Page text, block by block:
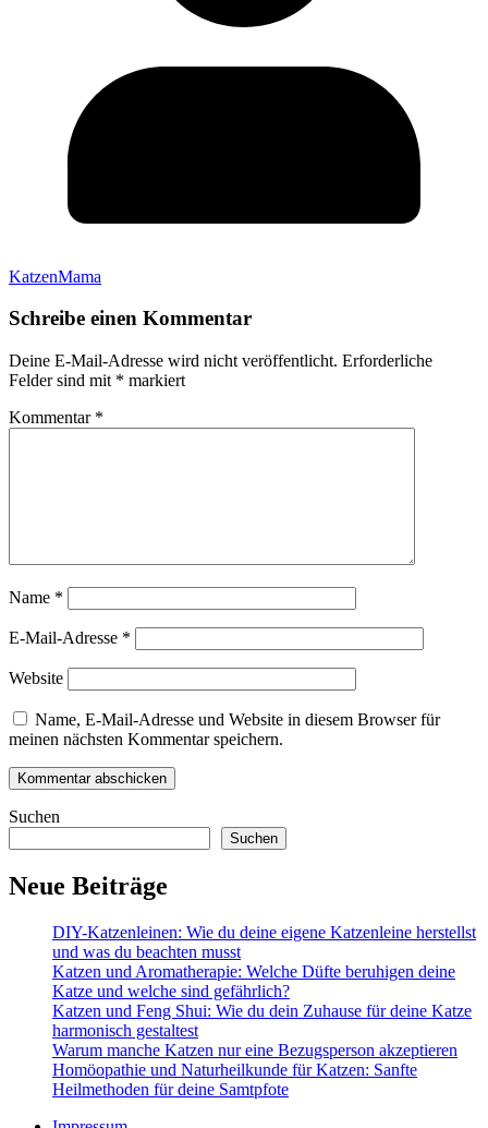
KatzenMama
Schreibe einen Kommentar
Deine E-Mail-Adresse wird nicht veröffentlicht. Erforderliche
Felder sind mit * markiert
Kommentar *
Name *
E-Mail-Adresse *
Website
Name, E-Mail-Adresse und Website in diesem Browser für
meinen nächsten Kommentar speichern.
Suchen
Suchen
Neue Beiträge
DIY-Katzenleinen: Wie du deine eigene Katzenleine herstellst
und was du beachten musst
Katzen und Aromatherapie: Welche Düfte beruhigen deine
Katze und welche sind gefährlich?
Katzen und Feng Shui: Wie du dein Zuhause für deine Katze
harmonisch gestaltest
Warum manche Katzen nur eine Bezugsperson akzeptieren
Homöopathie und Naturheilkunde für Katzen: Sanfte
Heilmethoden für deine Samtpfote